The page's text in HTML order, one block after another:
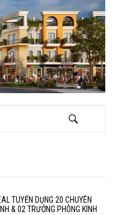
TUYỂN DỤNG 20 CHUYÊN
& 02 TRƯỞNG PHÒNG KINH